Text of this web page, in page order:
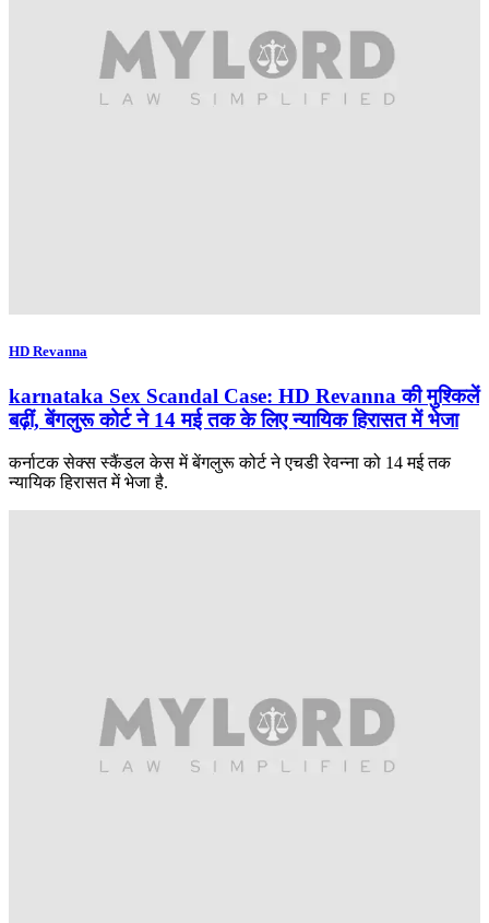
HD Revanna
karnataka Sex Scandal Case: HD Revanna की मुश्किलें
बढ़ीं, बेंगलुरू कोर्ट ने 14 मई तक के लिए न्यायिक हिरासत में भेजा
कर्नाटक सेक्स स्कैंडल केस में बेंगलुरू कोर्ट ने एचडी रेवन्ना को 14 मई तक
न्यायिक हिरासत में भेजा है.